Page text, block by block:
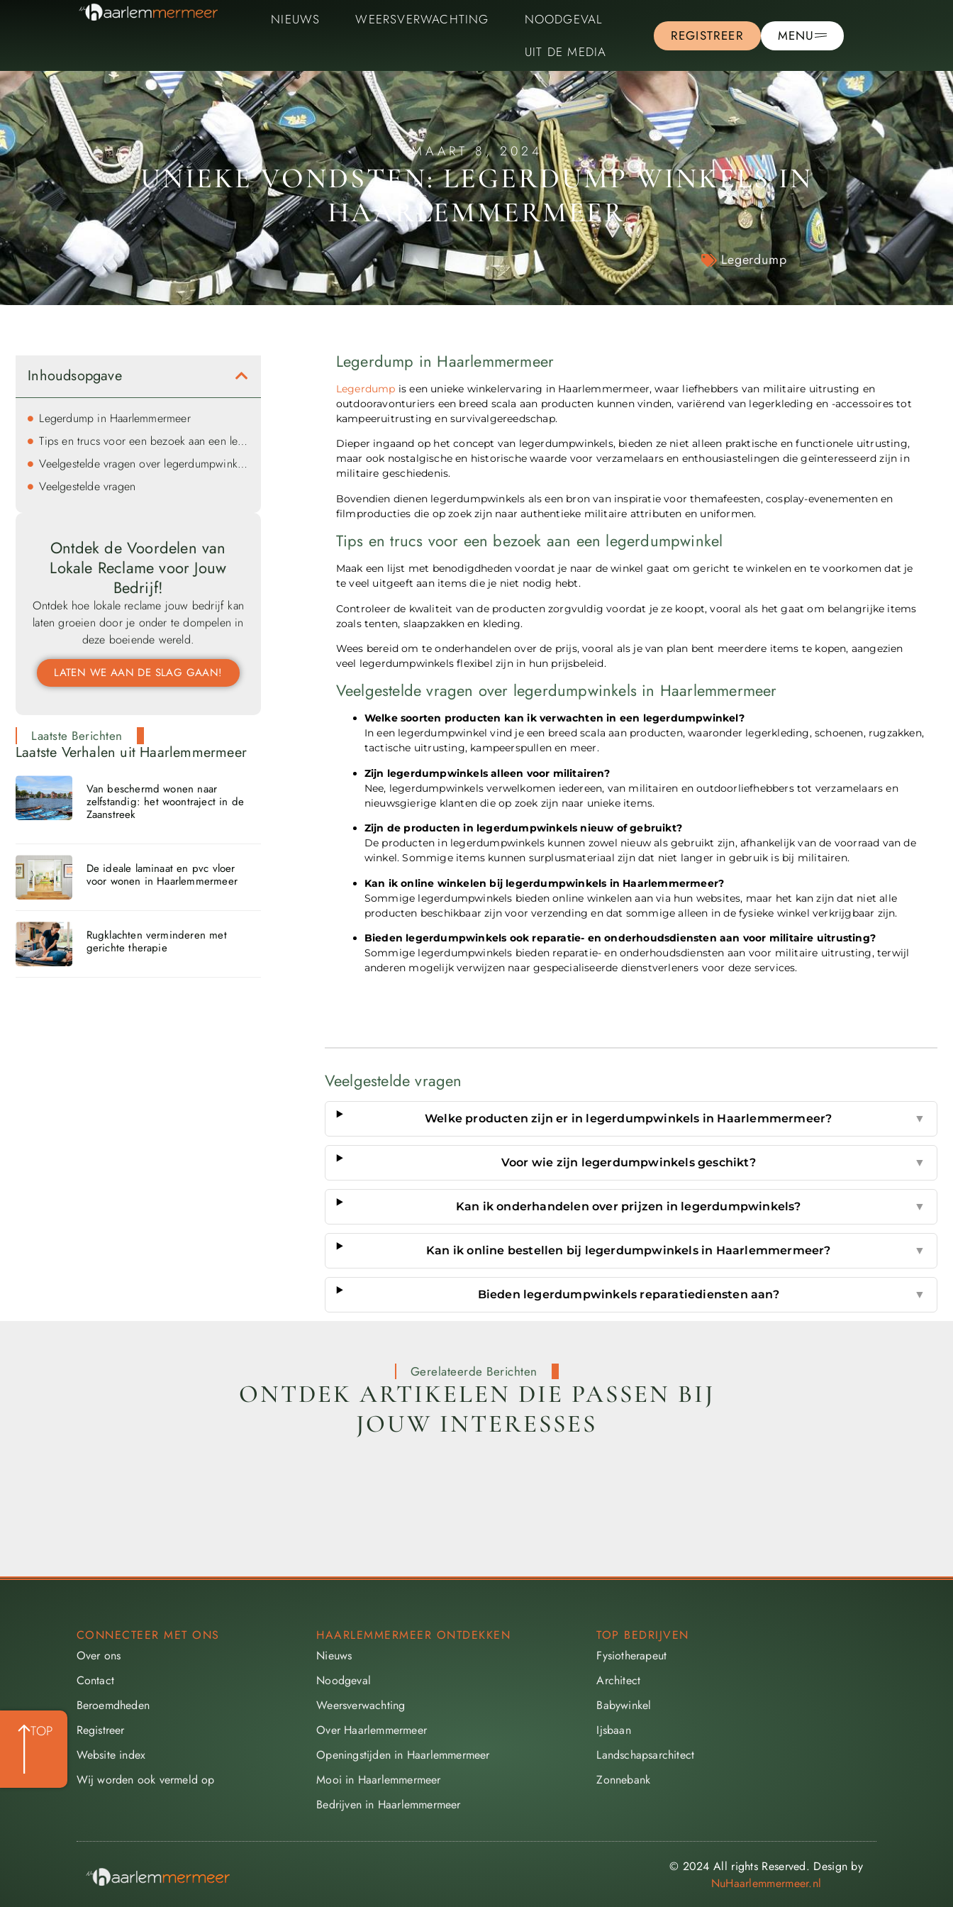
TOP
NIEUWS WEERSVERWACHTING
NOODGEVAL
UIT DE MEDIA
REGISTREER MENU
MAART 8, 2024
UNIEKE VONDSTEN: LEGERDUMP WINKELS IN
HAARLEMMERMEER
Legerdump
Legerdump in Haarlemmermeer
Legerdump is een unieke winkelervaring in Haarlemmermeer, waar liefhebbers van militaire uitrusting en
outdooravonturiers een breed scala aan producten kunnen vinden, variërend van legerkleding en -accessoires tot
kampeeruitrusting en survivalgereedschap.
Dieper ingaand op het concept van legerdumpwinkels, bieden ze niet alleen praktische en functionele uitrusting,
maar ook nostalgische en historische waarde voor verzamelaars en enthousiastelingen die geïnteresseerd zijn in
militaire geschiedenis.
Bovendien dienen legerdumpwinkels als een bron van inspiratie voor themafeesten, cosplay-evenementen en
filmproducties die op zoek zijn naar authentieke militaire attributen en uniformen.
Tips en trucs voor een bezoek aan een legerdumpwinkel
Maak een lijst met benodigdheden voordat je naar de winkel gaat om gericht te winkelen en te voorkomen dat je
te veel uitgeeft aan items die je niet nodig hebt.
Controleer de kwaliteit van de producten zorgvuldig voordat je ze koopt, vooral als het gaat om belangrijke items
zoals tenten, slaapzakken en kleding.
Wees bereid om te onderhandelen over de prijs, vooral als je van plan bent meerdere items te kopen, aangezien
veel legerdumpwinkels flexibel zijn in hun prijsbeleid.
Veelgestelde vragen over legerdumpwinkels in Haarlemmermeer
Welke soorten producten kan ik verwachten in een legerdumpwinkel?
In een legerdumpwinkel vind je een breed scala aan producten, waaronder legerkleding, schoenen, rugzakken,
tactische uitrusting, kampeerspullen en meer.
Zijn legerdumpwinkels alleen voor militairen?
Nee, legerdumpwinkels verwelkomen iedereen, van militairen en outdoorliefhebbers tot verzamelaars en
nieuwsgierige klanten die op zoek zijn naar unieke items.
Zijn de producten in legerdumpwinkels nieuw of gebruikt?
De producten in legerdumpwinkels kunnen zowel nieuw als gebruikt zijn, afhankelijk van de voorraad van de
winkel. Sommige items kunnen surplusmateriaal zijn dat niet langer in gebruik is bij militairen.
Kan ik online winkelen bij legerdumpwinkels in Haarlemmermeer?
Sommige legerdumpwinkels bieden online winkelen aan via hun websites, maar het kan zijn dat niet alle
producten beschikbaar zijn voor verzending en dat sommige alleen in de fysieke winkel verkrijgbaar zijn.
Bieden legerdumpwinkels ook reparatie- en onderhoudsdiensten aan voor militaire uitrusting?
Sommige legerdumpwinkels bieden reparatie- en onderhoudsdiensten aan voor militaire uitrusting, terwijl
anderen mogelijk verwijzen naar gespecialiseerde dienstverleners voor deze services.
Veelgestelde vragen
Welke producten zijn er in legerdumpwinkels in Haarlemmermeer? ▼
Voor wie zijn legerdumpwinkels geschikt? ▼
Kan ik onderhandelen over prijzen in legerdumpwinkels? ▼
Kan ik online bestellen bij legerdumpwinkels in Haarlemmermeer? ▼
Bieden legerdumpwinkels reparatiediensten aan? ▼
Inhoudsopgave
Legerdump in Haarlemmermeer
Tips en trucs voor een bezoek aan een legerdumpwinkel
Veelgestelde vragen over legerdumpwinkels in Haarlemmermeer
Veelgestelde vragen
Ontdek de Voordelen van
Lokale Reclame voor Jouw
Bedrijf!
Ontdek hoe lokale reclame jouw bedrijf kan
laten groeien door je onder te dompelen in
deze boeiende wereld.
LATEN WE AAN DE SLAG GAAN!
Laatste Berichten
Laatste Verhalen uit Haarlemmermeer
Van beschermd wonen naar
zelfstandig: het woontraject in de
Zaanstreek
De ideale laminaat en pvc vloer
voor wonen in Haarlemmermeer
Rugklachten verminderen met
gerichte therapie
Gerelateerde Berichten
ONTDEK ARTIKELEN DIE PASSEN BIJ
JOUW INTERESSES
CONNECTEER MET ONS
Over ons
Contact
Beroemdheden​
Registreer
Website index
Wij worden ook vermeld op
HAARLEMMERMEER ONTDEKKEN
Nieuws
Noodgeval
Weersverwachting
Over Haarlemmermeer
Openingstijden in Haarlemmermeer
Mooi in Haarlemmermeer
Bedrijven in Haarlemmermeer
TOP BEDRIJVEN
Fysiotherapeut
Architect
Babywinkel
Ijsbaan
Landschapsarchitect
Zonnebank
© 2024 All rights Reserved. Design by
NuHaarlemmermeer.nl